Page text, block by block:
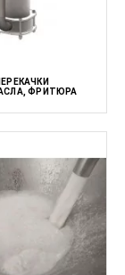
ФРИТЮРА